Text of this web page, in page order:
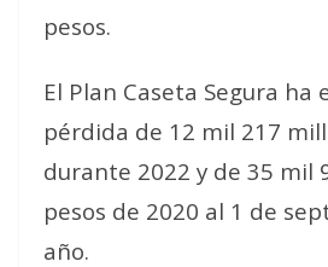
pesos.
El Plan Caseta Segura ha
pérdida de 12 mil 217
durante 2022 y de 35 mil
pesos de 2020 al 1 de
año.